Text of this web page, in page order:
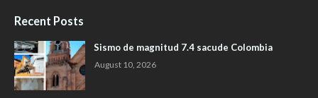
Recent Posts
Sismo de magnitud 7.4 sacude Colombia
August 10, 2026